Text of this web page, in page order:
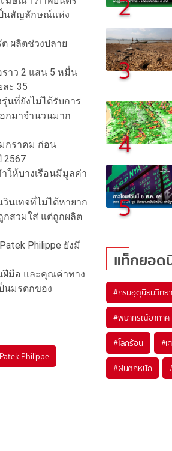
ป็นสัญลักษณ์แห่ง
ผลิตช่วงปลาย
าว 2 แสน 5 หมื่น
ะ 35
นที่ยังไม่ได้รับการ
กมาจำนวนมาก
กราคม ก่อน
2567
ให้บางเรือนมีมูลค่า
นเทจที่ไม่ได้หายาก
กสวมใส่ แต่ถูกผลิต
Philippe ยังมี
ฝีมือ และคุณค่าทาง
นมรดกของ
Philippe
3
4
5
แท็กยอด
#กรมอุตุนิยมวิทยา
#พยากรณ์อากาศ
#โลกร้อน #เ
#ฝนตกหนัก